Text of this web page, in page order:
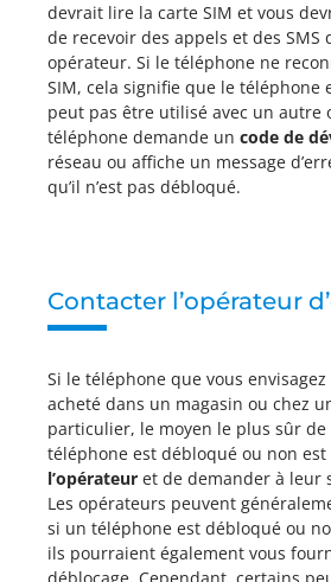
devrait lire la carte SIM et vous
de recevoir des appels et des SMS
opérateur. Si le téléphone ne
SIM, cela signifie que le téléphone
peut pas être utilisé avec un autre
téléphone demande un code de
réseau ou affiche un message
qu’il n’est pas débloqué.
Contacter l’opérateur
Si le téléphone que vous envisagez
acheté dans un magasin ou chez
particulier, le moyen le plus sûr de
téléphone est débloqué ou non est
l’opérateur et de demander à leur
Les opérateurs peuvent
si un téléphone est débloqué ou
ils pourraient également vous